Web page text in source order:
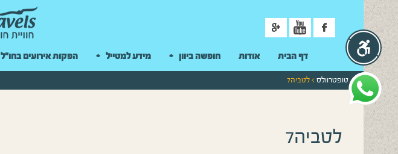
דף הבית אודות חופשה ביוון מידע למטייל הפקות אירועים בחו"ל
טופטרוולס > לטביה7
לטביה7